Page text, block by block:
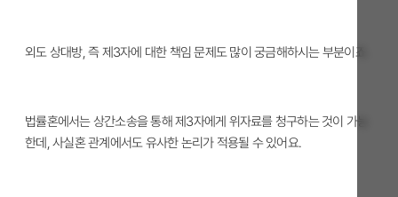
외도 상대방, 즉 제3자에 대한 책임 문제도 많이 궁금해하시는 부분이죠.
법률혼에서는 상간소송을 통해 제3자에게 위자료를 청구하는 것이 가능
한데, 사실혼 관계에서도 유사한 논리가 적용될 수 있어요.